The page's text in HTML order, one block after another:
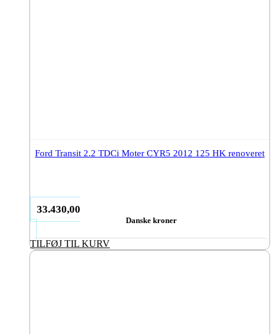
Ford Transit 2.2 TDCi Moter CYR5 2012 125 HK renoveret
33.430,00
Danske kroner
TILFØJ TIL KURV